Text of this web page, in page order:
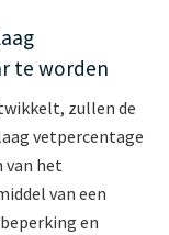
te worden
zullen de
vetpercentage
van het
van een
en